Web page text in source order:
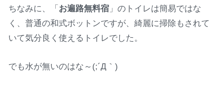
ちなみに、「お遍路無料宿 」のトイレは簡易ではな
く、普通の和式ボットンですが、綺麗に掃除もされて
いて気分良く使えるトイレでした。
でも水が無いのはな～(;´Д｀)